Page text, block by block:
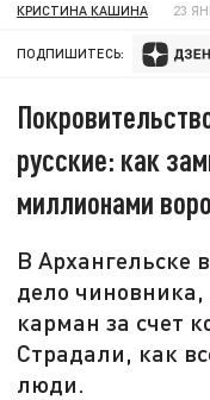
КРИСТИНА КАШИНА 23
ПОДПИШИТЕСЬ:
русские: как
миллионами
В Архангельске
дело
карман за счет
Страдали, как
люди.